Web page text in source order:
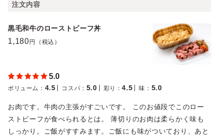
注文内容
黒毛和牛のローストビーフ丼
1,180 円（税込）
5.0
ボリューム ： 4.5 コスパ ： 5.0 彩り ：4.5 味 ： 5.0
お肉です。牛肉の主張がすごいです。 このお値段でこのロー
ストビーフが食べられるとは。 薄切りのお肉は柔らかく味も
しっかり。ご飯がすすみます。ご飯にも味がついており、あと